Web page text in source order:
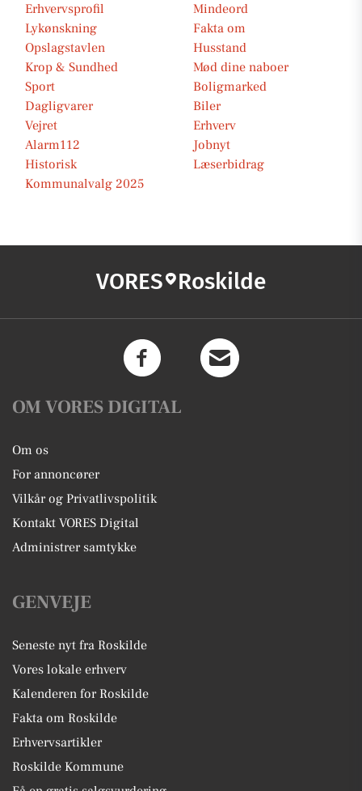
Erhvervsprofil
Mindeord
Lykønskning
Fakta om
Opslagstavlen
Husstand
Krop & Sundhed
Mød dine naboer
Sport
Boligmarked
Dagligvarer
Biler
Vejret
Erhverv
Alarm112
Jobnyt
Historisk
Læserbidrag
Kommunalvalg 2025
VORES Roskilde
OM VORES DIGITAL
Om os
For annoncører
Vilkår og Privatlivspolitik
Kontakt VORES Digital
Administrer samtykke
GENVEJE
Seneste nyt fra Roskilde
Vores lokale erhverv
Kalenderen for Roskilde
Fakta om Roskilde
Erhvervsartikler
Roskilde Kommune